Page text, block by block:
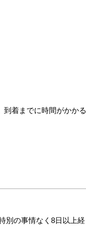
到着までに時間がかかる
別の事情なく8日以上経